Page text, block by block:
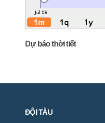
Dự báo thời tiết
ĐỘI TÀU